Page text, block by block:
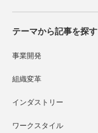
テーマから記事を探す
事業開発
組織変革
インダストリー
ワークスタイル